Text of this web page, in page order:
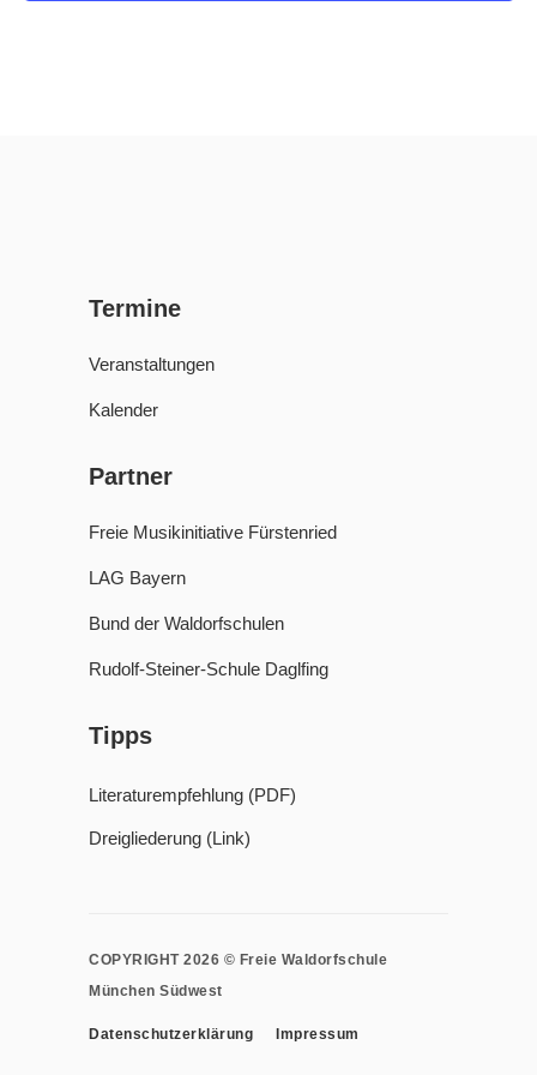
Termine
Veranstaltungen
Kalender
Partner
Freie Musikinitiative Fürstenried
LAG Bayern
Bund der Waldorfschulen
Rudolf-Steiner-Schule Daglfing
Tipps
Literaturempfehlung (PDF)
Dreigliederung (Link)
COPYRIGHT 2026 © Freie Waldorfschule
München Südwest
Datenschutzerklärung Impressum